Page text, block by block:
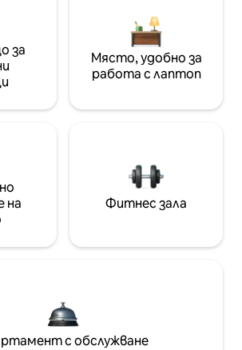
за
Място, удобно за
работа с лаптоп
на
Фитнес зала
с обслужване